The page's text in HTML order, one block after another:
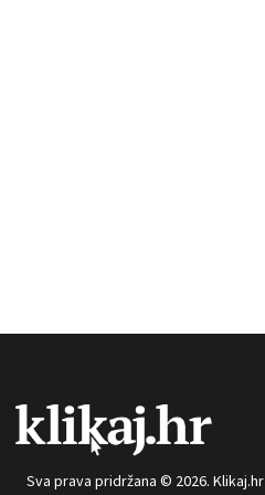
Sva prava pridržana © 2026. Klikaj.hr